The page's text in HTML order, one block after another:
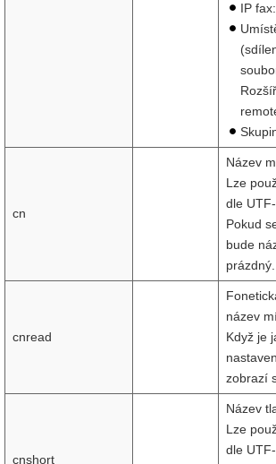
IP
cn
Název
Lze
dle UTF-
Pokud
bude
prázdný.
cnread
název
Když je
zobrazí
cnshort
Název
Lze
dle UTF-